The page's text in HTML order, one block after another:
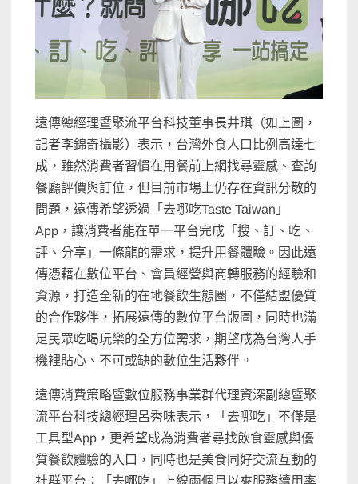
遠傳總經理暨聚流平台科技董事長井琪（如上圖，
記者李錦奇攝影）表示，台灣外食人口比例高達七
成，雖然消費者習慣在用餐前上網找尋靈感、查詢
餐廳評價與訂位，但目前市場上仍存在資訊分散的
問題，遠傳希望透過「去哪吃Taste Taiwan」
App，讓消費者能在單一平台完成「搜、訂、吃、
評、分享」一條龍的需求，提升用餐體驗。因此遠
傳憑藉在數位平台、會員經營與商轉服務的經驗和
資源，打造全新的在地餐飲生態圈，不僅結盟優質
的合作夥伴，拓展遠傳的數位平台版圖，同時也滿
足民眾吃喝玩樂的全方位需求，期望成為台灣人手
機裡貼心、不可或缺的數位生活夥伴。
遠傳消費策略暨數位服務事業群代理資深副總暨聚
流平台科技總經理呂秀味表示，「去哪吃」不僅是
工具型App，更希望成為消費者尋找飲食靈感與優
質餐飲體驗的入口，同時也是美食同好交流互動的
社群平台；「去哪吃」上線兩個月以來服務續用率